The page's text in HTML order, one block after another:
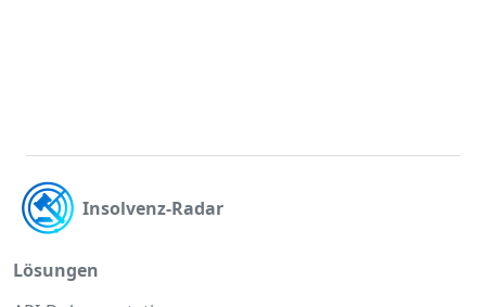
Insolvenz-Radar
Lösungen